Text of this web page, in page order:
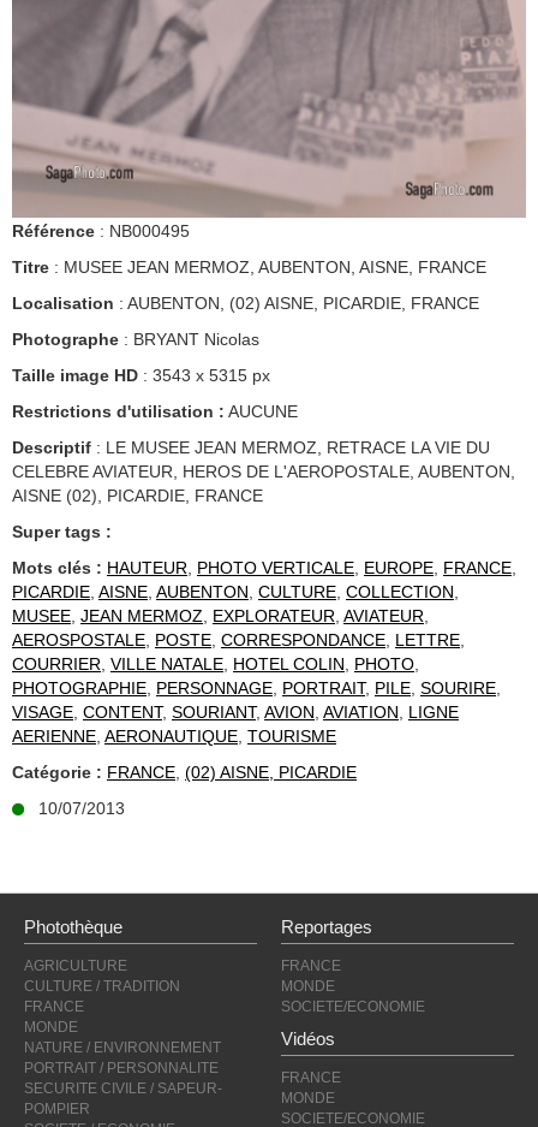
Référence : NB000495
Titre : MUSEE JEAN MERMOZ, AUBENTON, AISNE, FRANCE
Localisation : AUBENTON, (02) AISNE, PICARDIE, FRANCE
Photographe : BRYANT Nicolas
Taille image HD : 3543 x 5315 px
Restrictions d'utilisation : AUCUNE
Descriptif : LE MUSEE JEAN MERMOZ, RETRACE LA VIE DU
CELEBRE AVIATEUR, HEROS DE L'AEROPOSTALE, AUBENTON,
AISNE (02), PICARDIE, FRANCE
Super tags :
Mots clés : HAUTEUR, PHOTO VERTICALE, EUROPE, FRANCE,
PICARDIE, AISNE, AUBENTON, CULTURE, COLLECTION,
MUSEE, JEAN MERMOZ, EXPLORATEUR, AVIATEUR,
AEROSPOSTALE, POSTE, CORRESPONDANCE, LETTRE,
COURRIER, VILLE NATALE, HOTEL COLIN, PHOTO,
PHOTOGRAPHIE, PERSONNAGE, PORTRAIT, PILE, SOURIRE,
VISAGE, CONTENT, SOURIANT, AVION, AVIATION, LIGNE
AERIENNE, AERONAUTIQUE, TOURISME
Catégorie : FRANCE, (02) AISNE, PICARDIE
10/07/2013
Photothèque
AGRICULTURE
CULTURE / TRADITION
FRANCE
MONDE
NATURE / ENVIRONNEMENT
PORTRAIT / PERSONNALITE
SECURITE CIVILE / SAPEUR-
POMPIER
Reportages
FRANCE
MONDE
SOCIETE/ECONOMIE
Vidéos
FRANCE
MONDE
SOCIETE/ECONOMIE